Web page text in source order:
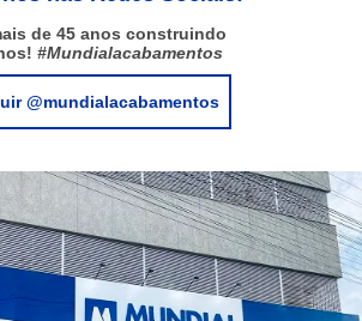
de 45 anos construindo
#Mundialacabamentos
@mundialacabamentos